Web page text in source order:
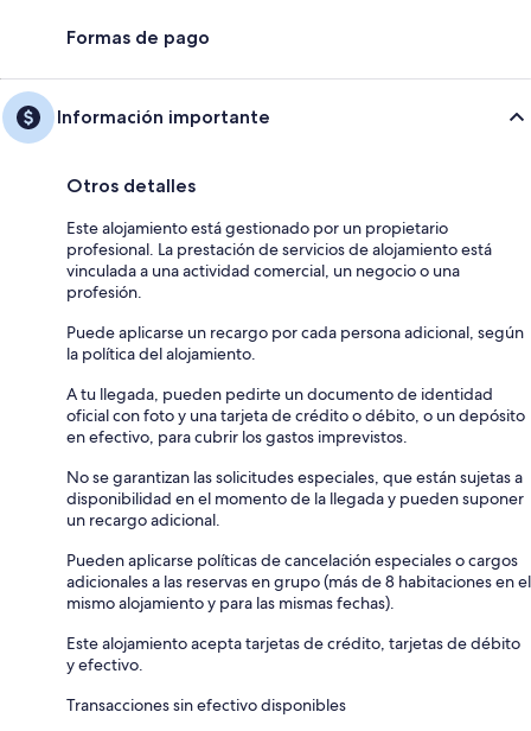
Formas de pago
Información importante
Otros detalles
Este alojamiento está gestionado por un propietario
profesional. La prestación de servicios de alojamiento está
vinculada a una actividad comercial, un negocio o una
profesión.
Puede aplicarse un recargo por cada persona adicional, según
la política del alojamiento.
A tu llegada, pueden pedirte un documento de identidad
oficial con foto y una tarjeta de crédito o débito, o un depósito
en efectivo, para cubrir los gastos imprevistos.
No se garantizan las solicitudes especiales, que están sujetas a
disponibilidad en el momento de la llegada y pueden suponer
un recargo adicional.
Pueden aplicarse políticas de cancelación especiales o cargos
adicionales a las reservas en grupo (más de 8 habitaciones en el
mismo alojamiento y para las mismas fechas).
Este alojamiento acepta tarjetas de crédito, tarjetas de débito
y efectivo.
Transacciones sin efectivo disponibles